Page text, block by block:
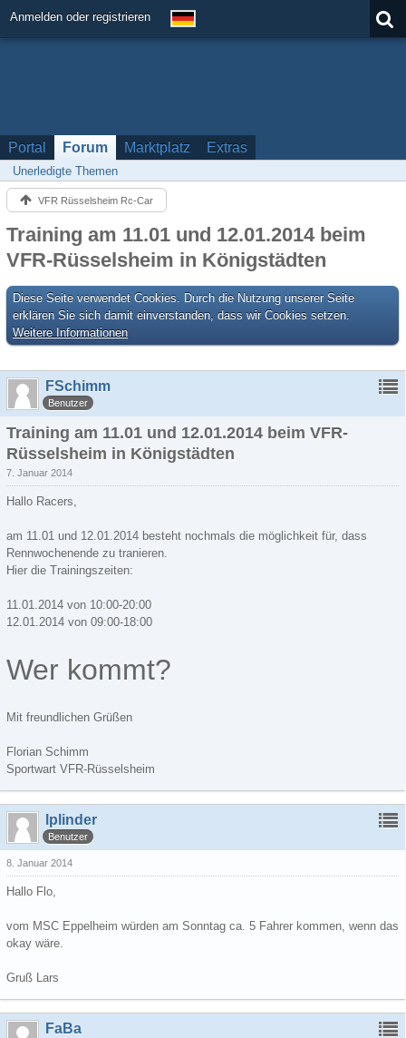
Anmelden oder registrieren
Portal Forum Marktplatz Extras
Unerledigte Themen
VFR Rüsselsheim Rc-Car
Training am 11.01 und 12.01.2014 beim
VFR-Rüsselsheim in Königstädten
Diese Seite verwendet Cookies. Durch die Nutzung unserer Seite
erklären Sie sich damit einverstanden, dass wir Cookies setzen.
Weitere Informationen
FSchimm
Benutzer
Training am 11.01 und 12.01.2014 beim VFR-
Rüsselsheim in Königstädten
7. Januar 2014
Hallo Racers,
am 11.01 und 12.01.2014 besteht nochmals die möglichkeit für, dass
Rennwochenende zu tranieren.
Hier die Trainingszeiten:
11.01.2014 von 10:00-20:00
12.01.2014 von 09:00-18:00
Wer kommt?
Mit freundlichen Grüßen
Florian Schimm
Sportwart VFR-Rüsselsheim
lplinder
Benutzer
8. Januar 2014
Hallo Flo,
vom MSC Eppelheim würden am Sonntag ca. 5 Fahrer kommen, wenn das
okay wäre.
Gruß Lars
FaBa